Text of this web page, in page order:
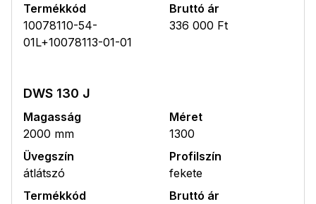
Termékkód
10078110-54-
01L+10078113-01-01
Bruttó ár
336 000 Ft
DWS 130 J
Magasság
2000 mm
Méret
1300
Üvegszín
átlátszó
Profilszín
fekete
Termékkód
Bruttó ár